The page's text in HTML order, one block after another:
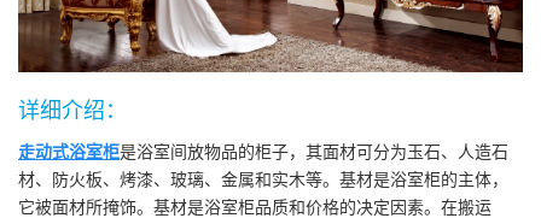
详细介绍：
走动式浴室柜是浴室间放物品的柜子，其面材可分为玉石、人造石
材、防火板、烤漆、玻璃、金属和实木等。基材是浴室柜的主体，
它被面材所掩饰。基材是浴室柜品质和价格的决定因素。在搬运